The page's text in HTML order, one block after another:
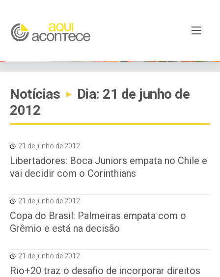
Notícias ▸
Dia: 21 de junho de
2012
21 de junho de 2012
Libertadores: Boca Juniors empata no Chile e
vai decidir com o Corinthians
21 de junho de 2012
Copa do Brasil: Palmeiras empata com o
Grêmio e está na decisão
21 de junho de 2012
Rio+20 traz o desafio de incorporar direitos